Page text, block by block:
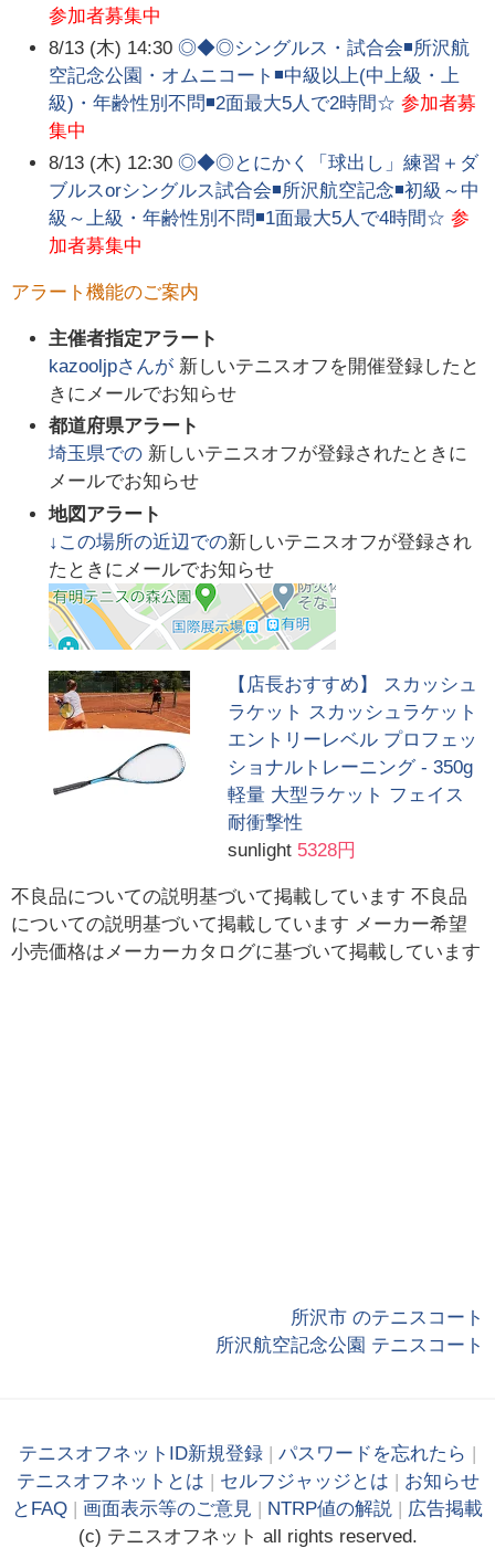
参加者募集中
8/13 (木) 14:30 ◎◆◎シングルス・試合会◾所沢航
空記念公園・オムニコート◾中級以上(中上級・上
級)・年齢性別不問◾2面最大5人で2時間☆ 参加者募
集中
8/13 (木) 12:30 ◎◆◎とにかく「球出し」練習＋ダ
ブルスorシングルス試合会◾所沢航空記念◾初級～中
級～上級・年齢性別不問◾1面最大5人で4時間☆ 参
加者募集中
アラート機能のご案内
主催者指定アラート
kazooljpさんが 新しいテニスオフを開催登録したと
きにメールでお知らせ
都道府県アラート
埼玉県での 新しいテニスオフが登録されたときに
メールでお知らせ
地図アラート
↓この場所の近辺での新しいテニスオフが登録され
たときにメールでお知らせ
【店長おすすめ】 スカッシュ
ラケット スカッシュラケット
エントリーレベル プロフェッ
ショナルトレーニング - 350g
軽量 大型ラケット フェイス
耐衝撃性
sunlight 5328円
不良品についての説明基づいて掲載しています 不良品
についての説明基づいて掲載しています メーカー希望
小売価格はメーカーカタログに基づいて掲載しています
所沢市 のテニスコート
所沢航空記念公園 テニスコート
テニスオフネットID新規登録 | パスワードを忘れたら |
テニスオフネットとは | セルフジャッジとは | お知らせ
とFAQ | 画面表示等のご意見 | NTRP値の解説 | 広告掲載
(c) テニスオフネット all rights reserved.